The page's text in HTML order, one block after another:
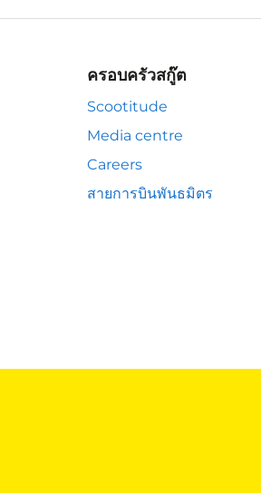
ครอบครัวสกู๊ต
Scootitude
Media centre
Careers
สายการบินพันธมิตร